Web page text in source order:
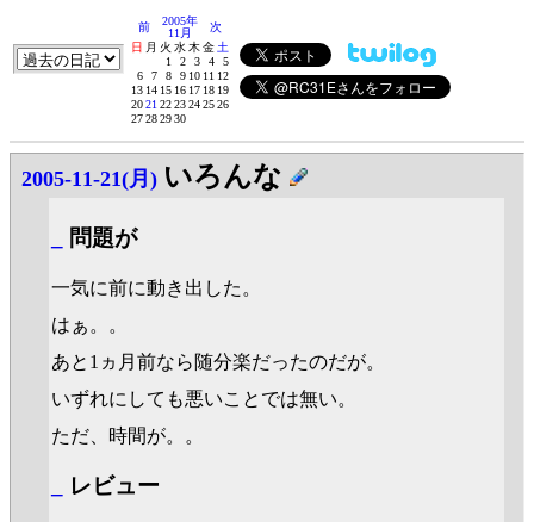
前
2005年
11月
次
日 月 火 水木金土
1
2 3 4
5
6
7 8 9 10 11 12
13 14 15 16 17 18 19
20212223242526
27282930
2005-11-21(月) いろんな
問題が
一気に前に動き出した。
はぁ。。
あと1ヵ月前なら随分楽だったのだが。
いずれにしても悪いことでは無い。
ただ、時間が。。
レビュー